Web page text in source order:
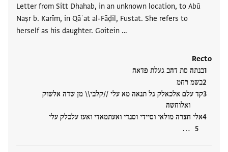
Letter from Sitt Dhahab, in an unknown location, to Abū
Naṣr b. Karīm, in Qāʿat al-Fāḍil, Fustat. She refers to
herself as his daughter. Goitein …
Recto
בנתה סת דהב געלת פדאה
בשמ רחמ
קד עלם אלכאלק גל תנאה מא עלי //קלבי\\ מן שדה אלשוק
ואלוחשה
אלי חצרה מולאי וסיידי וסנדי ואעתמאדי ואעז עלכלק עלי
‮…